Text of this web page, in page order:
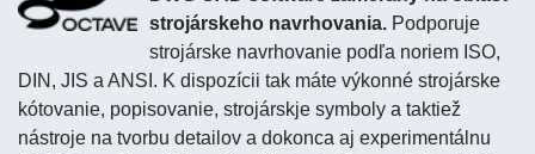
strojárskeho navrhovania. Podporuje
strojárske navrhovanie podľa noriem ISO,
DIN, JIS a ANSI. K dispozícii tak máte výkonné strojárske
kótovanie, popisovanie, strojárskje symboly a taktiež
nástroje na tvorbu detailov a dokonca aj experimentálnu